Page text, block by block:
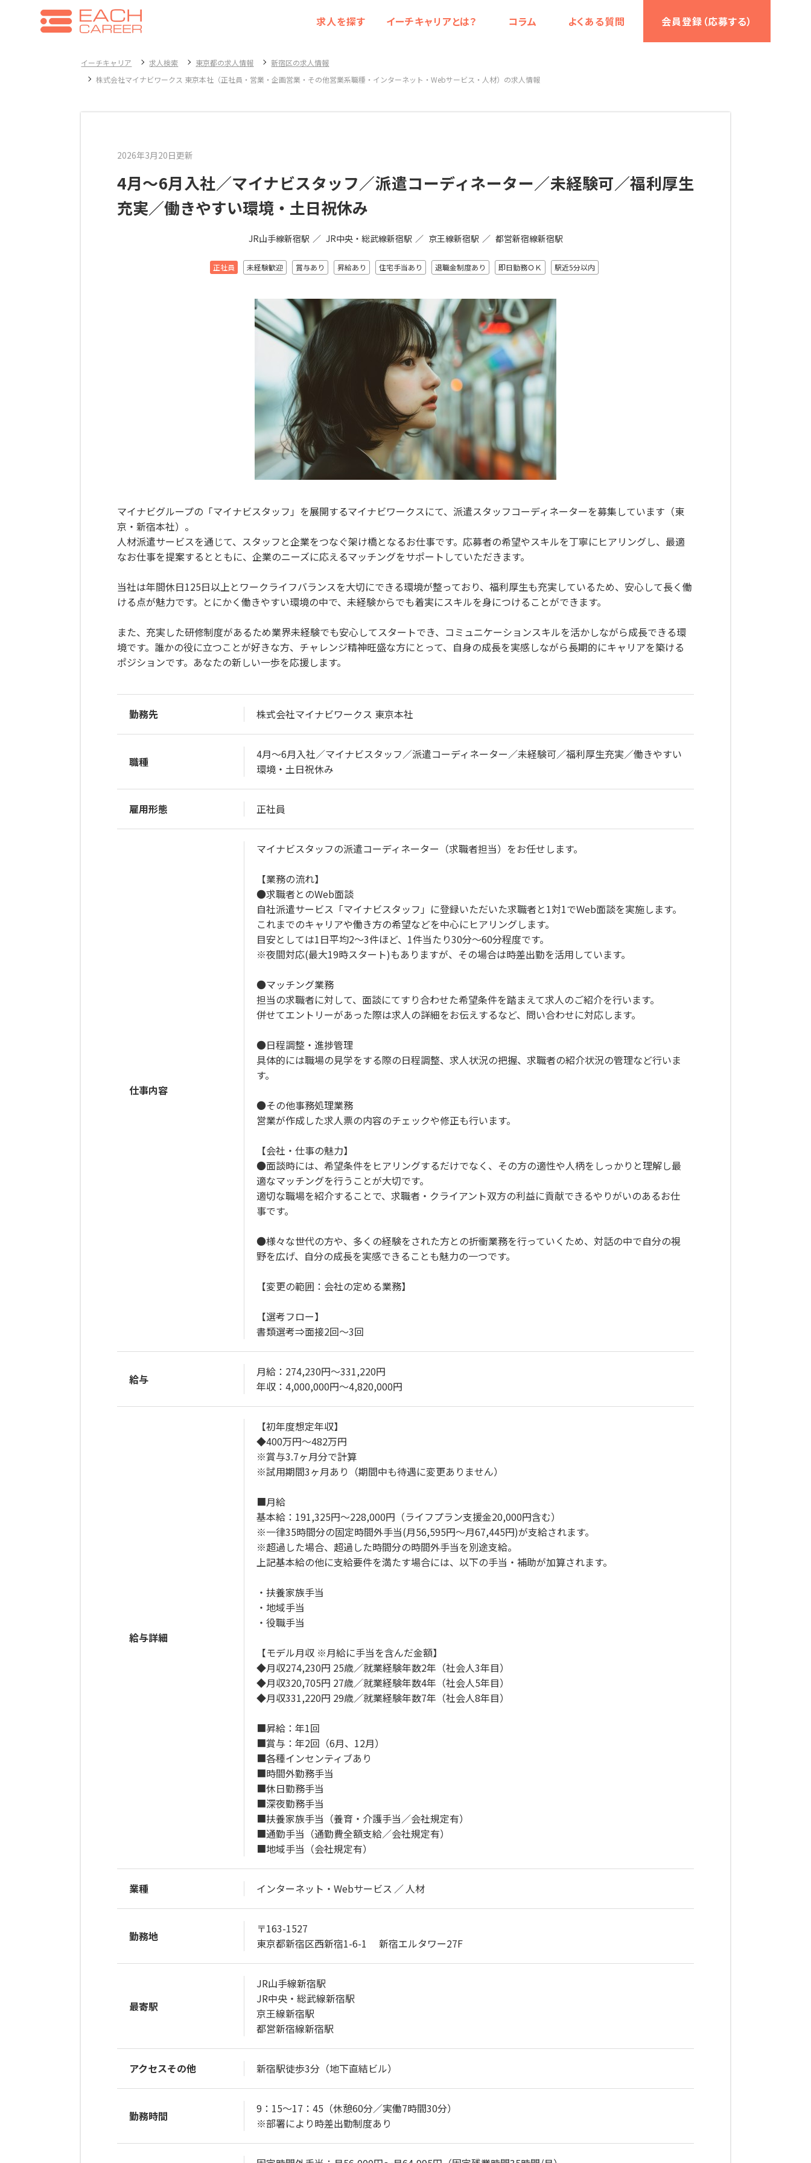
求人を探す イーチキャリアとは？ コラム よくある質問 会員登録（応募する）
イーチキャリア 求人検索 東京都の求人情報
新宿区の求人情報
株式会社マイナビワークス 東京本社（正社員・営業・企画営業・その他営業系職種・インターネット・Webサービス・人材）の求人情報
2026年3月20日更新
4月～6月入社／マイナビスタッフ／派遣コーディネーター／未経験可／福利厚生
充実／働きやすい環境・土日祝休み
JR山手線新宿駅 JR中央・総武線新宿駅 京王線新宿駅 都営新宿線新宿駅
正社員 未経験歓迎 賞与あり 昇給あり 住宅手当あり 退職金制度あり 即日勤務ＯＫ 駅近5分以内
マイナビグループの「マイナビスタッフ」を展開するマイナビワークスにて、派遣スタッフコーディネーターを募集しています（東
京・新宿本社）。
人材派遣サービスを通じて、スタッフと企業をつなぐ架け橋となるお仕事です。応募者の希望やスキルを丁寧にヒアリングし、最適
なお仕事を提案するとともに、企業のニーズに応えるマッチングをサポートしていただきます。
当社は年間休日125日以上とワークライフバランスを大切にできる環境が整っており、福利厚生も充実しているため、安心して長く働
ける点が魅力です。とにかく働きやすい環境の中で、未経験からでも着実にスキルを身につけることができます。
また、充実した研修制度があるため業界未経験でも安心してスタートでき、コミュニケーションスキルを活かしながら成長できる環
境です。誰かの役に立つことが好きな方、チャレンジ精神旺盛な方にとって、自身の成長を実感しながら長期的にキャリアを築ける
ポジションです。あなたの新しい一歩を応援します。
勤務先 株式会社マイナビワークス 東京本社
職種
4月～6月入社／マイナビスタッフ／派遣コーディネーター／未経験可／福利厚生充実／働きやすい
環境・土日祝休み
雇用形態 正社員
仕事内容
マイナビスタッフの派遣コーディネーター（求職者担当）をお任せします。
【業務の流れ】
●求職者とのWeb面談
自社派遣サービス「マイナビスタッフ」に登録いただいた求職者と1対1でWeb面談を実施します。
これまでのキャリアや働き方の希望などを中心にヒアリングします。
目安としては1日平均2～3件ほど、1件当たり30分～60分程度です。
※夜間対応(最大19時スタート)もありますが、その場合は時差出勤を活用しています。
●マッチング業務
担当の求職者に対して、面談にてすり合わせた希望条件を踏まえて求人のご紹介を行います。
併せてエントリーがあった際は求人の詳細をお伝えするなど、問い合わせに対応します。
●日程調整・進捗管理
具体的には職場の見学をする際の日程調整、求人状況の把握、求職者の紹介状況の管理など行いま
す。
●その他事務処理業務
営業が作成した求人票の内容のチェックや修正も行います。
【会社・仕事の魅力】
●面談時には、希望条件をヒアリングするだけでなく、その方の適性や人柄をしっかりと理解し最
適なマッチングを行うことが大切です。
適切な職場を紹介することで、求職者・クライアント双方の利益に貢献できるやりがいのあるお仕
事です。
●様々な世代の方や、多くの経験をされた方との折衝業務を行っていくため、対話の中で自分の視
野を広げ、自分の成長を実感できることも魅力の一つです。
【変更の範囲：会社の定める業務】
【選考フロー】
書類選考⇒面接2回～3回
給与
月給：274,230円～331,220円
年収：4,000,000円～4,820,000円
給与詳細
【初年度想定年収】
◆400万円～482万円
※賞与3.7ヶ月分で計算
※試用期間3ヶ月あり（期間中も待遇に変更ありません）
■月給
基本給：191,325円～228,000円（ライフプラン支援金20,000円含む）
※一律35時間分の固定時間外手当(月56,595円～月67,445円)が支給されます。
※超過した場合、超過した時間分の時間外手当を別途支給。
上記基本給の他に支給要件を満たす場合には、以下の手当・補助が加算されます。
・扶養家族手当
・地域手当
・役職手当
【モデル月収 ※月給に手当を含んだ金額】
◆月収274,230円 25歳／就業経験年数2年（社会人3年目）
◆月収320,705円 27歳／就業経験年数4年（社会人5年目）
◆月収331,220円 29歳／就業経験年数7年（社会人8年目）
■昇給：年1回
■賞与：年2回（6月、12月）
■各種インセンティブあり
■時間外勤務手当
■休日勤務手当
■深夜勤務手当
■扶養家族手当（養育・介護手当／会社規定有）
■通勤手当（通勤費全額支給／会社規定有）
■地域手当（会社規定有）
業種 インターネット・Webサービス 人材
勤務地
〒163-1527
東京都新宿区西新宿1-6-1 新宿エルタワー27F
最寄駅
JR山手線新宿駅
JR中央・総武線新宿駅
京王線新宿駅
都営新宿線新宿駅
アクセスその他 新宿駅徒歩3分（地下直結ビル）
勤務時間
9：15～17：45（休憩60分／実働7時間30分）
※部署により時差出勤制度あり